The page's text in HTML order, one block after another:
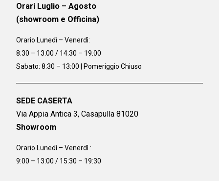
Orari Luglio – Agosto
(showroom e Officina)
Orario Lunedì – Venerdì:
8:30 – 13:00 / 14:30 – 19:00
Sabato: 8:30 – 13:00 | Pomeriggio Chiuso
SEDE CASERTA
Via Appia Antica 3, Casapulla 81020
Showroom
Orario Lunedì – Venerdì :
9:00 – 13:00 / 15:30 – 19:30